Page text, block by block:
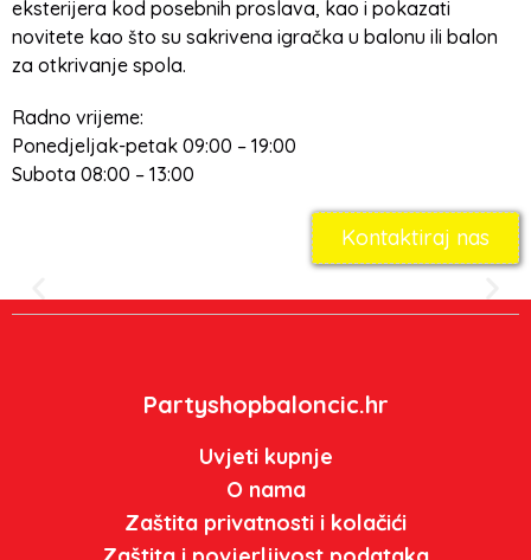
eksterijera kod posebnih proslava, kao i pokazati
novitete kao što su sakrivena igračka u balonu ili balon
za otkrivanje spola.
Radno vrijeme:
Ponedjeljak-petak 09:00 – 19:00
Subota 08:00 – 13:00
Kontaktiraj nas
Partyshopbaloncic.hr
Uvjeti kupnje
O nama
Zaštita privatnosti i kolačići